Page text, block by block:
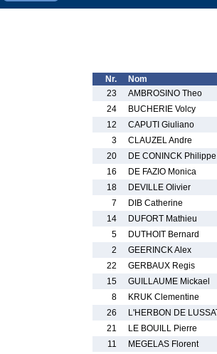
Nr.
Nom
23
AMBROSINO Theo
24
BUCHERIE Volcy
12
CAPUTI Giuliano
3
CLAUZEL Andre
20
DE CONINCK Philippe
16
DE FAZIO Monica
18
DEVILLE Olivier
7
DIB Catherine
14
DUFORT Mathieu
5
DUTHOIT Bernard
2
GEERINCK Alex
22
GERBAUX Regis
15
GUILLAUME Mickael
8
KRUK Clementine
26
L'HERBON DE
21
LE BOUILL Pierre
11
MEGELAS Florent